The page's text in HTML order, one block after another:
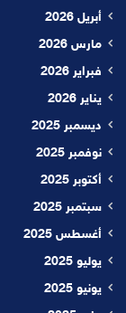
أبريل 2026
مارس 2026
فبراير 2026
يناير 2026
ديسمبر 2025
نوفمبر 2025
أكتوبر 2025
سبتمبر 2025
أغسطس 2025
يوليو 2025
يونيو 2025